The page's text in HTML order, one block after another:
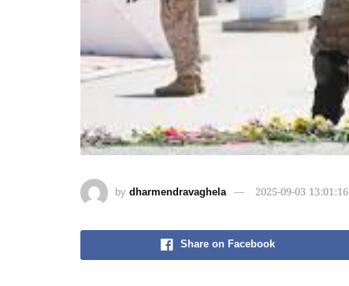
by dharmendravaghela 2025-09-03 13:01:16
Share on Facebook